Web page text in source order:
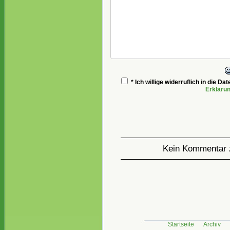
* Ich willige widerruflich in die
Kein
Startseite Archiv